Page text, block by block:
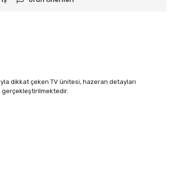
dikkat çeken TV ünitesi, hazeran detayları
gerçekleştirilmektedir.